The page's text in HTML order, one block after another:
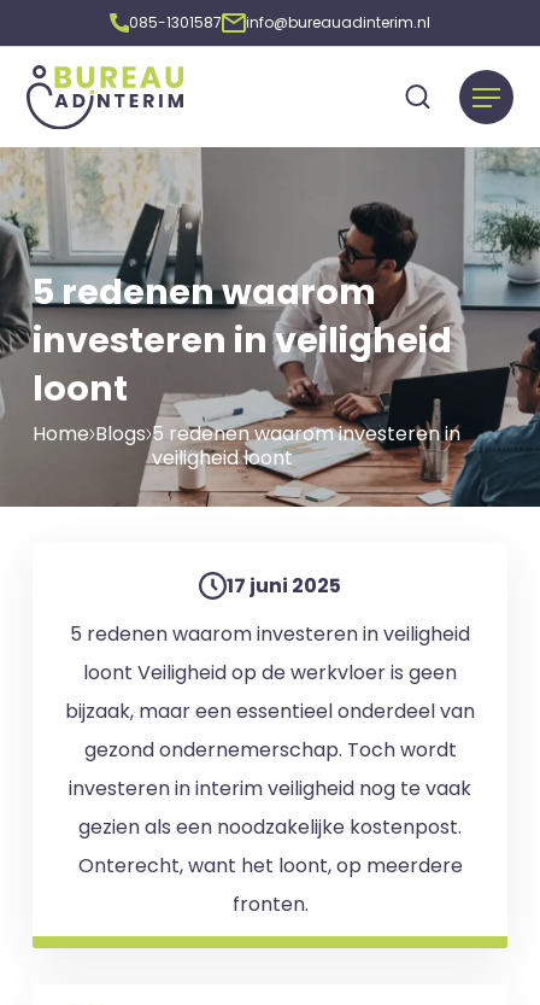
085-1301587 info@bureauadinterim.nl
5 redenen waarom
investeren in veiligheid
loont
Home Blogs 5 redenen waarom investeren in
veiligheid loont
17 juni 2025
5 redenen waarom investeren in veiligheid
loont Veiligheid op de werkvloer is geen
bijzaak, maar een essentieel onderdeel van
gezond ondernemerschap. Toch wordt
investeren in interim veiligheid nog te vaak
gezien als een noodzakelijke kostenpost.
Onterecht, want het loont, op meerdere
fronten.